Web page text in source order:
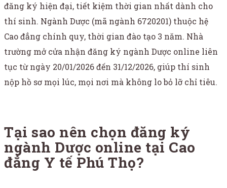
đăng ký hiện đại, tiết kiệm thời gian nhất dành cho
thí sinh. Ngành Dược (mã ngành 6720201) thuộc hệ
Cao đẳng chính quy, thời gian đào tạo 3 năm. Nhà
trường mở cửa nhận đăng ký ngành Dược online liên
tục từ ngày 20/01/2026 đến 31/12/2026, giúp thí sinh
nộp hồ sơ mọi lúc, mọi nơi mà không lo bỏ lỡ chỉ tiêu.
Tại sao nên chọn đăng ký
ngành Dược online tại Cao
đẳng Y tế Phú Thọ?